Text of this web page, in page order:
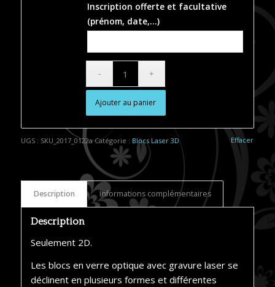
Effacer
Inscription offerte et facultative
(prénom, date,…)
Ajouter au panier
Alternative:
UGS : SKU_2017_0122a Catégorie : Blocs Laser 3D
Description Informations complémentaires
Description
Seulement 2D.
Les blocs en verre optique avec gravure laser se
déclinent en plusieurs formes et différentes